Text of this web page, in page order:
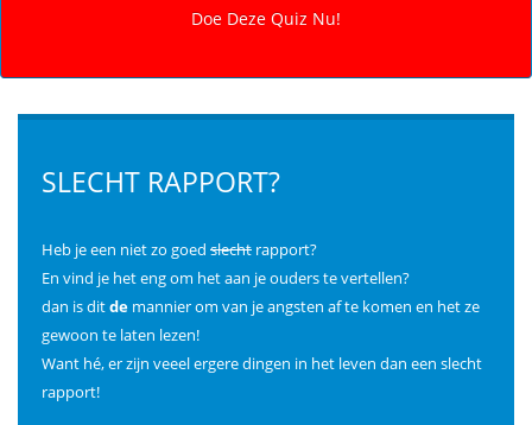
SLECHT RAPPORT?
Heb je een niet zo goed slecht rapport?
En vind je het eng om het aan je ouders te vertellen?
dan is ditde mannier om van je angsten af te komen en het ze
gewoon te laten lezen!
Want hé, er zijn veeel ergere dingen in het leven dan een slecht
rapport!